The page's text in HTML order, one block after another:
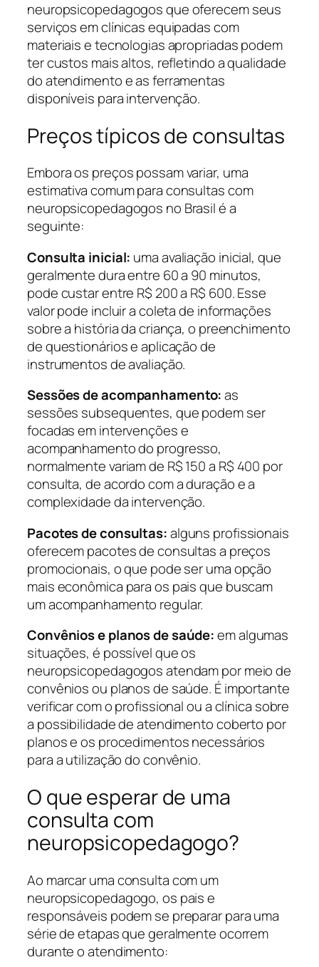
neuropsicopedagogos que oferecem seus
serviços em clínicas equipadas com
materiais e tecnologias apropriadas podem
ter custos mais altos, refletindo a qualidade
do atendimento e as ferramentas
disponíveis para intervenção.
Preços típicos de consultas
Embora os preços possam variar, uma
estimativa comum para consultas com
neuropsicopedagogos no Brasil é a
seguinte:
Consulta inicial: uma avaliação inicial, que
geralmente dura entre 60 a 90 minutos,
pode custar entre R$ 200 a R$ 600. Esse
valor pode incluir a coleta de informações
sobre a história da criança, o preenchimento
de questionários e aplicação de
instrumentos de avaliação.
Sessões de acompanhamento:as
sessões subsequentes, que podem ser
focadas em intervenções e
acompanhamento do progresso,
normalmente variam de R$ 150 a R$ 400 por
consulta, de acordo com a duração e a
complexidade da intervenção.
Pacotes de consultas:alguns profissionais
oferecem pacotes de consultas a preços
promocionais, o que pode ser uma opção
mais econômica para os pais que buscam
um acompanhamento regular.
Convênios e planos de saúde:em algumas
situações, é possível que os
neuropsicopedagogos atendam por meio de
convênios ou planos de saúde. É importante
verificar com o profissional ou a clínica sobre
a possibilidade de atendimento coberto por
planos e os procedimentos necessários
para a utilização do convênio.
O que esperar de uma
consulta com
neuropsicopedagogo?
Ao marcar uma consulta com um
neuropsicopedagogo, os pais e
responsáveis podem se preparar para uma
série de etapas que geralmente ocorrem
durante o atendimento: